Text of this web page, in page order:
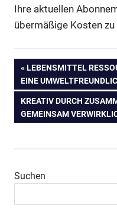
Ihre aktuellen
übermäßige Kosten zu
VORHERIGER
BEITRAG:
LEBENSMITTEL
EINE
NÄCHSTER
BEITRAG:
KREATIV DURCH
GEMEINSAM
Suchen